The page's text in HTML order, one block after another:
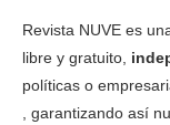
Revista NUVE es
libre y gratuito,
políticas o
, garantizando así